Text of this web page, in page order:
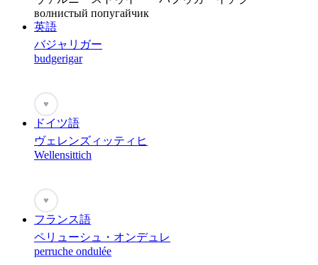
волнистый попугайчик
英語
バジャリガー
budgerigar
♥
ドイツ語
ヴェレンズィッティヒ
Wellensittich
♥
フランス語
ペリューシュ・オンデュレ
perruche ondulée